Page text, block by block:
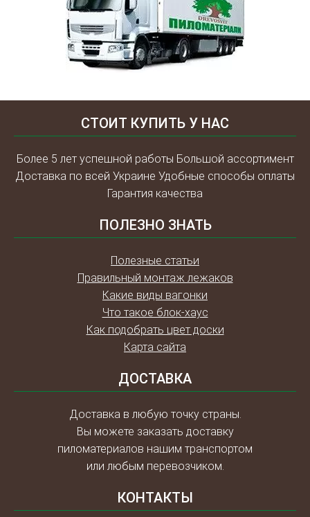
СТОИТ КУПИТЬ У НАС
Более 5 лет успешной работы Большой ассортимент
Доставка по всей Украине Удобные способы оплаты
Гарантия качества
ПОЛЕЗНО ЗНАТЬ
Полезные статьи
Правильный монтаж лежаков
Какие виды вагонки
Что такое блок-хаус
Как подобрать цвет доски
Карта сайта
ДОСТАВКА
Доставка в любую точку страны.
Вы можете заказать доставку
пиломатериалов нашим транспортом
или любым перевозчиком.
КОНТАКТЫ